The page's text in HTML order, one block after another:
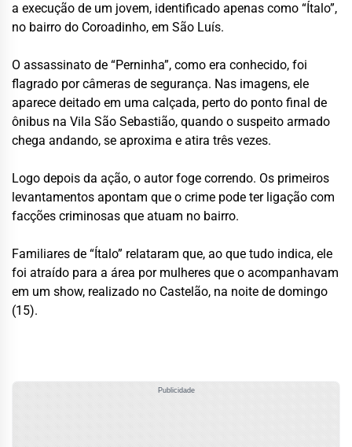
a execução de um jovem, identificado apenas como “Ítalo”,
no bairro do Coroadinho, em São Luís.
O assassinato de “Perninha”, como era conhecido, foi
flagrado por câmeras de segurança. Nas imagens, ele
aparece deitado em uma calçada, perto do ponto final de
ônibus na Vila São Sebastião, quando o suspeito armado
chega andando, se aproxima e atira três vezes.
Logo depois da ação, o autor foge correndo. Os primeiros
levantamentos apontam que o crime pode ter ligação com
facções criminosas que atuam no bairro.
Familiares de “Ítalo” relataram que, ao que tudo indica, ele
foi atraído para a área por mulheres que o acompanhavam
em um show, realizado no Castelão, na noite de domingo
(15).
Publicidade